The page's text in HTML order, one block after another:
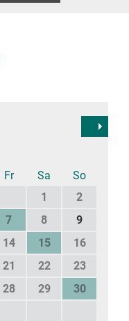
Fr Sa
So
1
2
7 8
9
14 15
16
21 22
23
28 29
30